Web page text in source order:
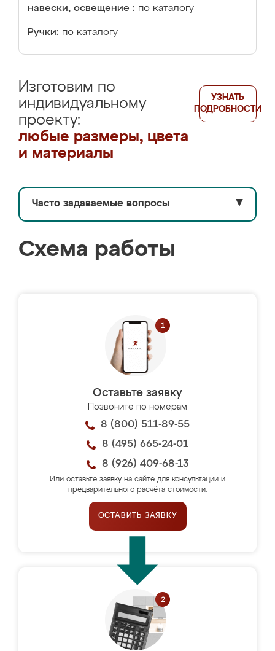
навески, освещение : по каталогу
Ручки: по каталогу
Изготовим по
индивидуальному
проекту:
любые размеры, цвета
и материалы
УЗНАТЬ
ПОДРОБНОСТИ
Часто задаваемые вопросы ▼
Схема работы
Оставьте заявку
Позвоните по номерам
8 (800) 511-89-55
8 (495) 665-24-01
8 (926) 409-68-13
Или оставьте заявку на сайте для консультации и
предварительного расчёта стоимости.
ОСТАВИТЬ ЗАЯВКУ